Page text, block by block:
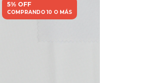
5% OFF
COMPRANDO 10 O MÁS